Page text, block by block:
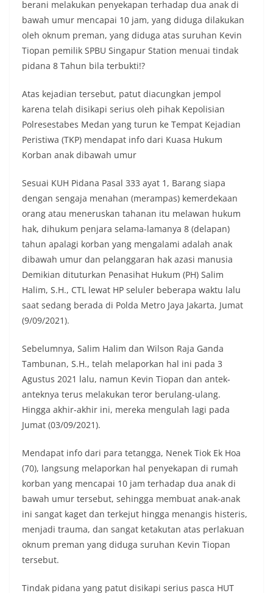
masing secara penuh. Ini adalah bentuk
penghormatan kita bersama terhadap
perjuangan para pahlawan yang telah merebut
kemerdekaan,” ujar Aiptu Muliyadi Suraukur saat
berdialog dengan warga.‎‎Ia juga menambahkan
agar warga memperhatikan kondisi bendera yang
keadaan bersih, tidak sobek, dan layak untuk
dikibarkan sebagai simbol kehormatan
negara.‎‎‎Selain menyampaikan imbauan terkait
bendera, kegiatan sambang DDS ini juga
dimanfaatkan sebagai sarana deteksi dini (early
warning) guna mengantisipasi potensi gangguan
(Kamtibmas) di lingkungan tempat tinggal warga.
Melalui interaksi langsung tersebut,
Bhabinkamtibmas dapat menghimpun informasi
awal terkait situasi sosial, potensi kerawanan,
maupun hal-hal yang dapat mengganggu
kondusivitas wilayah, khususnya menjelang
perayaan HUT Kemerdekaan RI yang biasanya
diwarnai dengan berbagai kegiatan dan
keramaian warga.‎‎Dengan adanya deteksi dini ini,
diharapkan potensi gangguan keamanan dapat
diantisipasi sejak awal sehingga situasi di
Kelurahan Sunggal tetap terjaga aman, tertib,
dan kondusif hingga puncak perayaan HUT
Polri dengan Masyarakat‎Kegiatan sambang Door
to Door System ini merupakan salah satu bentuk
implementasi program Polri Presisi yang
mengedepankan kehadiran dan kedekatan
personel Kepolisian dengan masyarakat. Melalui
kegiatan semacam ini, Bhabinkamtibmas tidak
hanya berperan sebagai penyampai informasi
secara bersama-sama.‎‎Kehadiran
Bhabinkamtibmas di tengah-tengah warga
diharapkan dapat semakin mempererat
hubungan kemitraan antara Polri dan
masyarakat, sekaligus membangun kesadaran
kolektif warga akan pentingnya menjaga
keamanan, ketertiban, dan kekompakan
lingkungan, khususnya dalam menyambut
momentum bersejarah HUT Kemerdekaan
berani melakukan penyekapan terhadap dua anak di
bawah umur mencapai 10 jam, yang diduga dilakukan
oleh oknum preman, yang diduga atas suruhan Kevin
Tiopan pemilik SPBU Singapur Station menuai tindak
pidana 8 Tahun bila terbukti!?
Atas kejadian tersebut, patut diacungkan jempol
karena telah disikapi serius oleh pihak Kepolisian
Polresestabes Medan yang turun ke Tempat Kejadian
Peristiwa (TKP) mendapat info dari Kuasa Hukum
Korban anak dibawah umur
Sesuai KUH Pidana Pasal 333 ayat 1, Barang siapa
dengan sengaja menahan (merampas) kemerdekaan
orang atau meneruskan tahanan itu melawan hukum
hak, dihukum penjara selama-lamanya 8 (delapan)
tahun apalagi korban yang mengalami adalah anak
dibawah umur dan pelanggaran hak azasi manusia
Demikian dituturkan Penasihat Hukum (PH) Salim
Halim, S.H., CTL lewat HP seluler beberapa waktu lalu
saat sedang berada di Polda Metro Jaya Jakarta, Jumat
(9/09/2021).
Sebelumnya, Salim Halim dan Wilson Raja Ganda
Tambunan, S.H., telah melaporkan hal ini pada 3
Agustus 2021 lalu, namun Kevin Tiopan dan antek-
anteknya terus melakukan teror berulang-ulang.
Hingga akhir-akhir ini, mereka mengulah lagi pada
Jumat (03/09/2021).
Mendapat info dari para tetangga, Nenek Tiok Ek Hoa
(70), langsung melaporkan hal penyekapan di rumah
korban yang mencapai 10 jam terhadap dua anak di
bawah umur tersebut, sehingga membuat anak-anak
ini sangat kaget dan terkejut hingga menangis histeris,
menjadi trauma, dan sangat ketakutan atas perlakuan
oknum preman yang diduga suruhan Kevin Tiopan
tersebut.
Tindak pidana yang patut disikapi serius pasca HUT